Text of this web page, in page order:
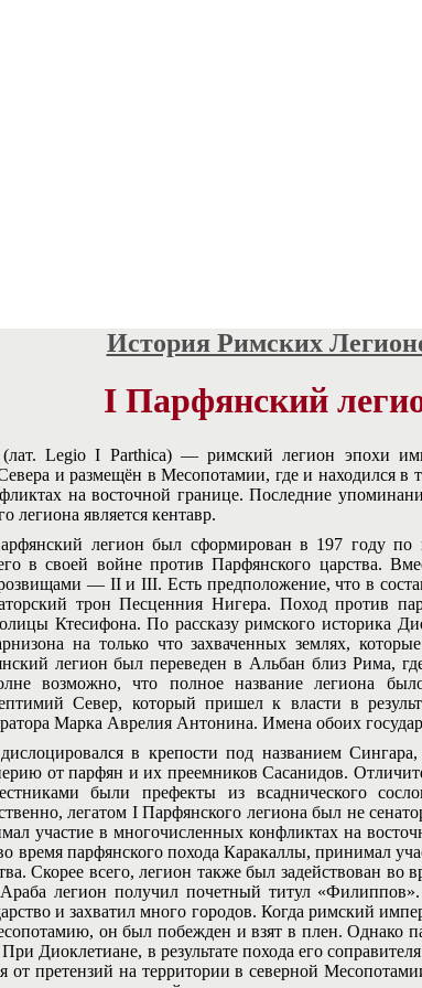
История Римских
I Парфянский
Legio I Parthica) — римский легион эпохи
и размещён в Месопотамии, где и находился
на восточной границе. Последние
легиона является кентавр.
легион был сформирован в 197 году по
в своей войне против Парфянского царства.
— II и III. Есть предположение, что в
трон Песценния Нигера. Поход против
Ктесифона. По рассказу римского историка
на только что захваченных землях,
легион был переведен в Альбан близ Рима, где
возможно, что полное название легиона
Север, который пришел к власти в
Марка Аврелия Антонина. Имена обоих
в крепости под названием Сингара,
от парфян и их преемников Сасанидов.
были префекты из всаднического
легатом I Парфянского легиона был не
участие в многочисленных конфликтах на
время парфянского похода Каракаллы, принимал
Скорее всего, легион также был задействован во
легион получил почетный титул
и захватил много городов. Когда римский
он был побежден и взят в плен. Однако
Диоклетиане, в результате похода его
от претензий на территории в северной